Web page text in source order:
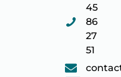
45
86
27
51